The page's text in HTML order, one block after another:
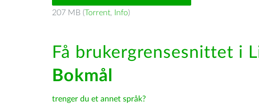
207 MB (Torrent, Info)
Få brukergrensesnittet i
Bokmål
trenger du et annet språk?